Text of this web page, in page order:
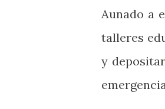
Aunado a
talleres
y